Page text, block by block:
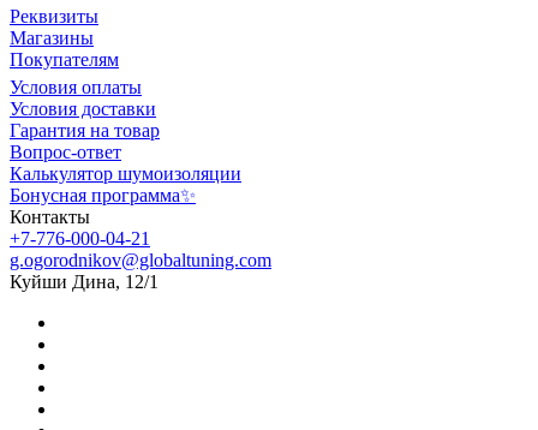
Реквизиты
Магазины
Покупателям
Условия оплаты
Условия доставки
Гарантия на товар
Вопрос-ответ
Калькулятор шумоизоляции
Бонусная программа✨
Контакты
+7-776-000-04-21
g.ogorodnikov@globaltuning.com
Куйши Дина, 12/1